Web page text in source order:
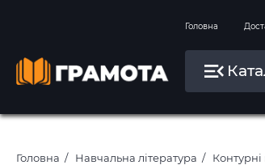
Головна
Вправи на зимові канікули
Літо, пляж, плавання, басейни
Картини за номерами
Головна Навчальна література Контурні